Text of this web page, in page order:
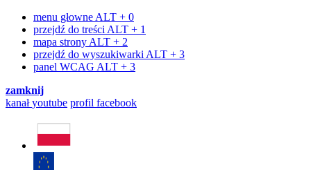
menu głowne ALT + 0
przejdź do treści ALT + 1
mapa strony ALT + 2
przejdź do wyszukiwarki ALT + 3
panel WCAG ALT + 3
zamknij
kanałyoutube profil facebook